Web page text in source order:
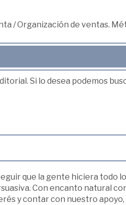
/Organización de ventas.
Si lo desea podemos
que la gente hiciera todo
Con encanto natural
y contar con nuestro apoyo,